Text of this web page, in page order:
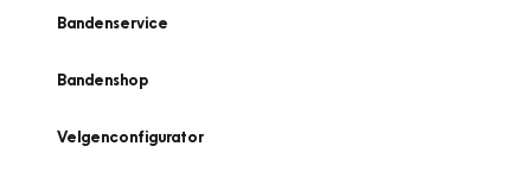
Bandenservice
Bandenshop
Velgenconfigurator